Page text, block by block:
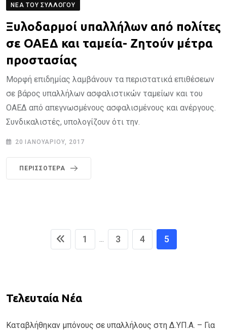
ΝΈΑ ΤΟΥ ΣΥΛΛΌΓΟΥ
Ξυλοδαρμοί υπαλλήλων από πολίτες
σε ΟΑΕΔ και ταμεία- Ζητούν μέτρα
προστασίας
Μορφή επιδημίας λαμβάνουν τα περιστατικά επιθέσεων
σε βάρος υπαλλήλων ασφαλιστικών ταμείων και του
ΟΑΕΔ από απεγνωσμένους ασφαλισμένους και ανέργους.
Συνδικαλιστές, υπολογίζουν ότι την.
20 ΙΑΝΟΥΑΡΊΟΥ, 2017
ΠΕΡΙΣΣΌΤΕΡΑ
1 ... 3 4 5
Τελευταία Νέα
Καταβλήθηκαν μπόνους σε υπαλλήλους στη Δ.ΥΠ.Α. – Για